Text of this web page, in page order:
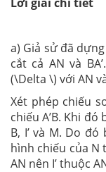
a) Giả sử đã
cắt cả AN và
(\Delta \) với AN và
Xét phép chiếu
chiếu A’B. Khi
B, I’ và M. Do đó
hình chiếu của N
AN nên I’ thuộc